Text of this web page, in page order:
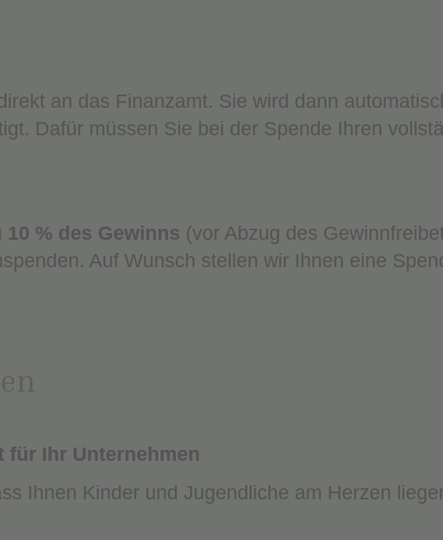
an das Finanzamt. Sie wird dann
Dafür müssen Sie bei der Spende Ihren
10 % des Gewinns (vor Abzug des
Auf Wunsch stellen wir Ihnen eine
für Ihr Unternehmen
Ihnen Kinder und Jugendliche am Herzen